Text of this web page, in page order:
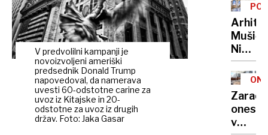
V predvolilni kampanji je
novoizvoljeni ameriški
predsednik Donald Trump
napovedoval, da namerava
uvesti 60-odstotne carine za
uvoz iz Kitajske in 20-
odstotne za uvoz iz drugih
držav. Foto: Jaka Gasar
Mušič:
Nikoli
nisem
da je
to v
moji
Zaradi
v